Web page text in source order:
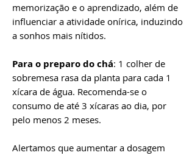
memorização e o aprendizado, além de
influenciar a atividade onírica, induzindo
a sonhos mais nítidos.
Para o preparo do chá: 1 colher de
sobremesa rasa da planta para cada 1
xícara de água. Recomenda-se o
consumo de até 3 xícaras ao dia, por
pelo menos 2 meses.
Alertamos que aumentar a dosagem